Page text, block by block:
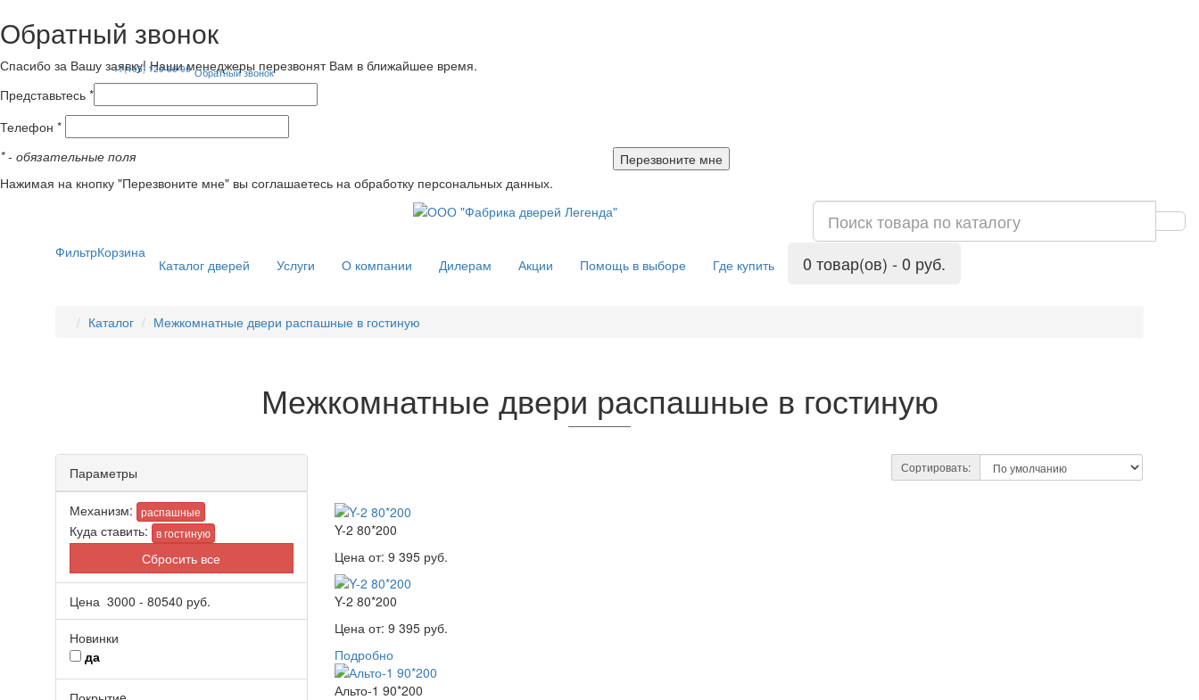
+7(495) 120-56-96 Обратный звонок
Обратный звонок
Спасибо за Вашу заявку! Наши менеджеры перезвонят Вам в ближайшее время.
Представьтесь *
Телефон *
*- обязательные поля
Нажимая на кнопку "Перезвоните мне" вы соглашаетесь на обработку персональных данных.
ФильтрКорзина
Каталог дверей Услуги О компании Дилерам Акции Помощь в выборе Где купить 0 товар(ов) - 0 руб.
Каталог Межкомнатные двери распашные в гостиную
Межкомнатные двери распашные в гостиную
Параметры
Механизм: распашные
Куда ставить: в гостиную
Сбросить все
Цена 3000 - 80540 руб.
Новинки
да
Сортировать:
Y-2 80*200
Цена от: 9 395 руб.
Y-2 80*200
Цена от: 9 395 руб.
Подробно
Альто-1 90*200